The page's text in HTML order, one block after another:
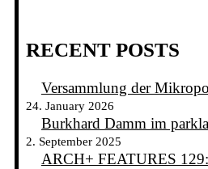
RECENT POSTS
Versammlung der
24. January 2026
Burkhard Damm im
2. September 2025
ARCH+ FEATURES